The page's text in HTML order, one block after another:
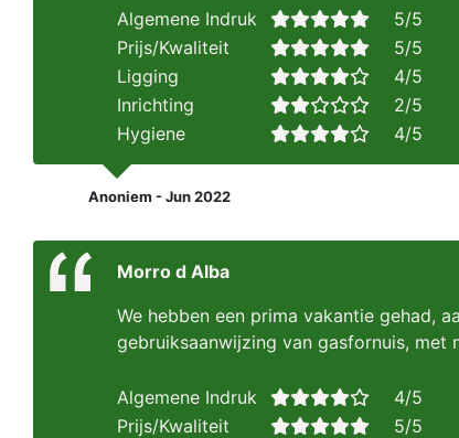
Algemene Indruk
5/5
Prijs/Kwaliteit
5/5
Ligging
4/5
Inrichting
2/5
Hygiene
4/5
Anoniem - Jun 2022
Morro d Alba
We hebben een prima vakantie gehad,
gebruiksaanwijzing van gasfornuis, met
Algemene Indruk
4/5
Prijs/Kwaliteit
5/5